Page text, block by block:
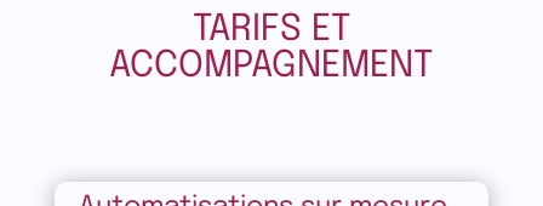
TARIFS ET
ACCOMPAGNEMENT